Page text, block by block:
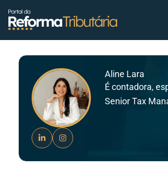
conteúdo
Aline Lara
É contadora,
Senior Tax